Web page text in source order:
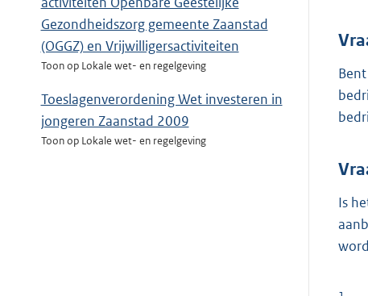
Gezondheidszorg gemeente Zaanstad
(OGGZ) en Vrijwilligersactiviteiten
Toon op Lokale wet- en regelgeving
Toeslagenverordening Wet investeren in
jongeren Zaanstad 2009
Toon op Lokale wet- en regelgeving
Is